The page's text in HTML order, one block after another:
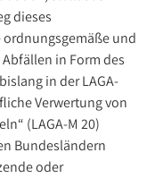
dieses
und
in Form des
in der LAGA-
Verwertung von
(LAGA-M 20)
Bundesländern
oder